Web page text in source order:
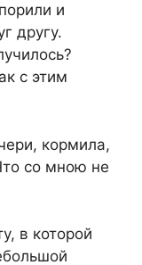
и
другу.
с этим
кормила,
со мною не
в которой